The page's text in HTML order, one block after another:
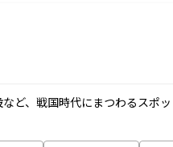
ど、戦国時代にまつわるスポ